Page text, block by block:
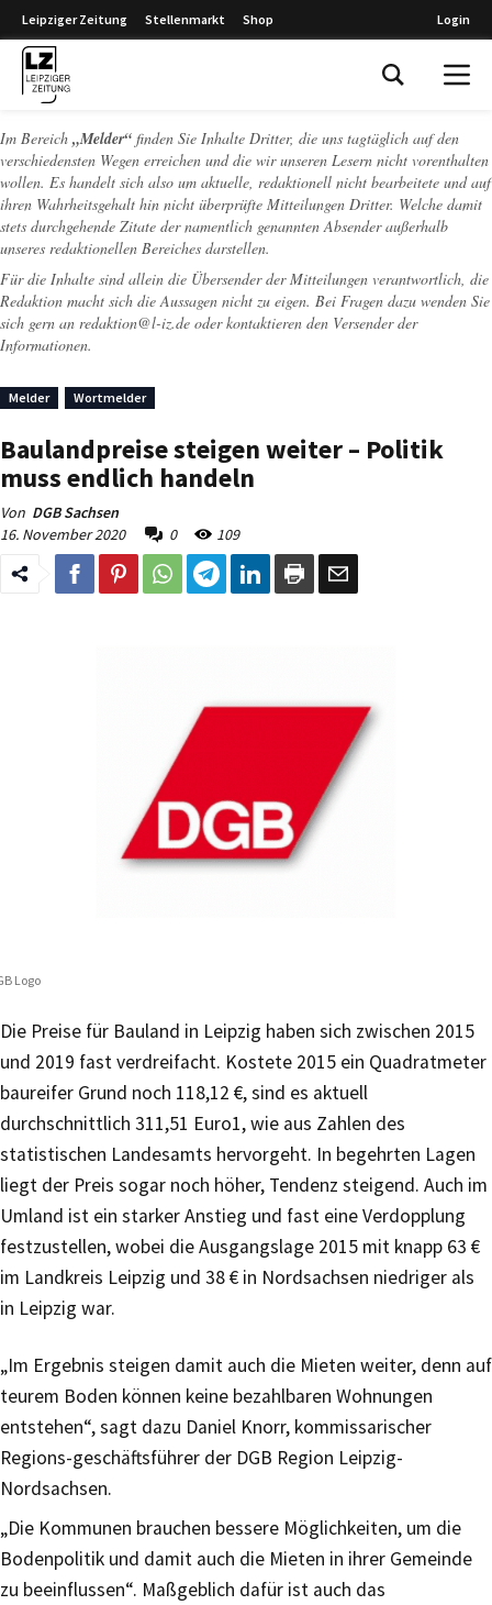
Leipziger Zeitung Stellenmarkt Shop Login
Im Bereich „Melder“ finden Sie Inhalte Dritter, die uns tagtäglich auf den
verschiedensten Wegen erreichen und die wir unseren Lesern nicht vorenthalten
wollen. Es handelt sich also um aktuelle, redaktionell nicht bearbeitete und auf
ihren Wahrheitsgehalt hin nicht überprüfte Mitteilungen Dritter. Welche damit
stets durchgehende Zitate der namentlich genannten Absender außerhalb
unseres redaktionellen Bereiches darstellen.
Für die Inhalte sind allein die Übersender der Mitteilungen verantwortlich, die
Redaktion macht sich die Aussagen nicht zu eigen. Bei Fragen dazu wenden Sie
sich gern an redaktion@l-iz.de oder kontaktieren den Versender der
Informationen.
Melder Wortmelder
Baulandpreise steigen weiter – Politik
muss endlich handeln
Von DGB Sachsen
16. November 2020
0 109
Logo
Die Preise für Bauland in Leipzig haben sich zwischen 2015
und 2019 fast verdreifacht. Kostete 2015 ein Quadratmeter
baureifer Grund noch 118,12 €, sind es aktuell
durchschnittlich 311,51 Euro1, wie aus Zahlen des
statistischen Landesamts hervorgeht. In begehrten Lagen
liegt der Preis sogar noch höher, Tendenz steigend. Auch im
Umland ist ein starker Anstieg und fast eine Verdopplung
festzustellen, wobei die Ausgangslage 2015 mit knapp 63 €
im Landkreis Leipzig und 38 € in Nordsachsen niedriger als
in Leipzig war.
„Im Ergebnis steigen damit auch die Mieten weiter, denn auf
teurem Boden können keine bezahlbaren Wohnungen
entstehen“, sagt dazu Daniel Knorr, kommissarischer
Regions-geschäftsführer der DGB Region Leipzig-
Nordsachsen.
„Die Kommunen brauchen bessere Möglichkeiten, um die
Bodenpolitik und damit auch die Mieten in ihrer Gemeinde
zu beeinflussen“. Maßgeblich dafür ist auch das